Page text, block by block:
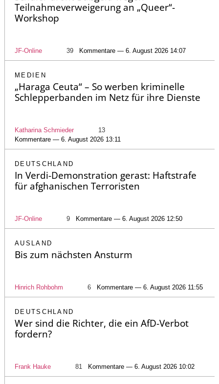
Teilnahmeverweigerung an „Queer“-
Workshop
JF-Online 39 Kommentare — 6. August 2026 14:07
MEDIEN
„Haraga Ceuta“ – So werben kriminelle
Schlepperbanden im Netz für ihre Dienste
Katharina Schmieder
13
Kommentare — 6. August 2026 13:11
DEUTSCHLAND
In Verdi-Demonstration gerast: Haftstrafe
für afghanischen Terroristen
JF-Online 9 Kommentare — 6. August 2026 12:50
AUSLAND
Bis zum nächsten Ansturm
Hinrich Rohbohm 6 Kommentare — 6. August 2026 11:55
DEUTSCHLAND
Wer sind die Richter, die ein AfD-Verbot
fordern?
Frank Hauke 81 Kommentare — 6. August 2026 10:02